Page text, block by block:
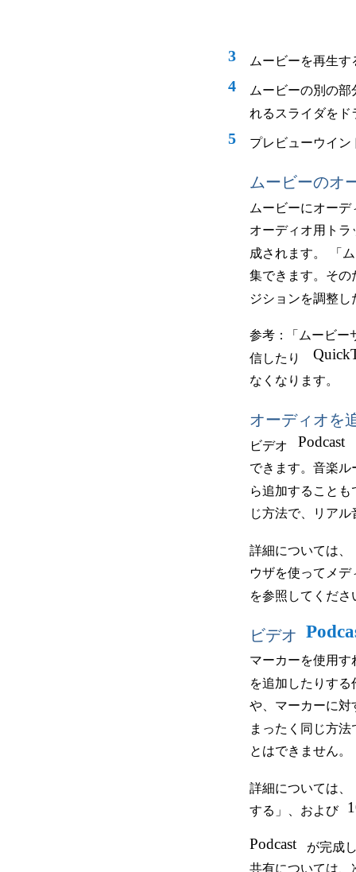
3 ムービーを再生
4
ムービーの別の
れるスライダをド
5 プレビューウイ
ムービーのオ
ムービーにオー
オーディオ用ト
成されます。
「
集できます。その
ジションを調整
参考：
「ムービ
信したり
なくなります。
オーディオを
ビデオ Podcast
できます。音楽ル
ら追加すること
じ方法で、リア
詳細については、
ウザを使ってメ
を参照してくださ
ビデオ
マーカーを使用
を追加したりす
や、マーカーに対
まったく同じ方
とはできません。
詳細については、
する」、および
Podcast
が完成
共有については、